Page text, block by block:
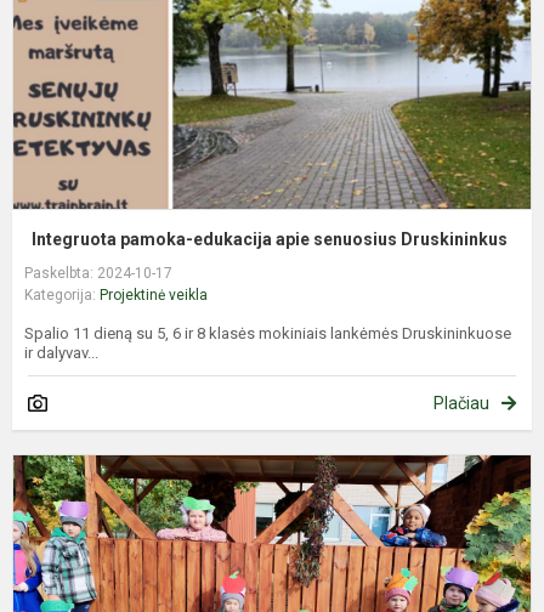
Integruota pamoka-edukacija apie senuosius Druskininkus
Paskelbta: 2024-10-17
Kategorija: Projektinė veikla
Spalio 11 dieną su 5, 6 ir 8 klasės mokiniais lankėmės Druskininkuose
ir dalyvav...
Plačiau